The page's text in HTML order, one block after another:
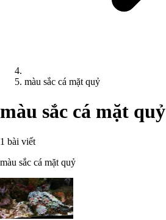
màu sắc cá mặt quỷ
màu sắc cá mặt quỷ
1 bài viết
màu sắc cá mặt quỷ